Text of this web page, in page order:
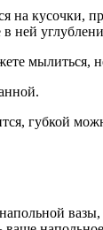
на кусочки,
ней
мылиться,
губкой